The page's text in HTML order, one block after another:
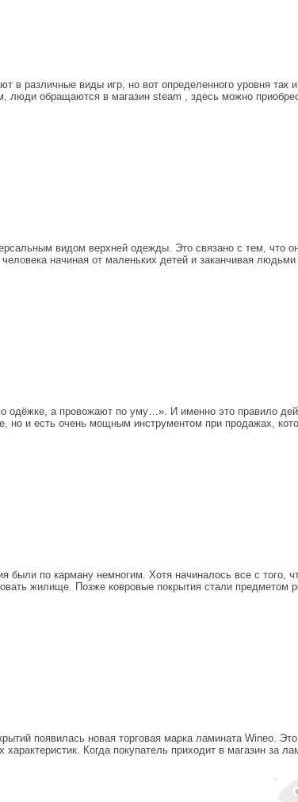
в различные виды игр, но вот определенного уровня
люди обращаются в магазин steam , здесь можно
видом верхней одежды. Это связано с тем, что
начиная от маленьких детей и заканчивая
одёжке, а провожают по уму…». И именно это правило
но и есть очень мощным инструментом при продажах,
были по карману немногим. Хотя начиналось все с
жилище. Позже ковровые покрытия стали
появилась новая торговая марка ламината Wineo.
Когда покупатель приходит в магазин за